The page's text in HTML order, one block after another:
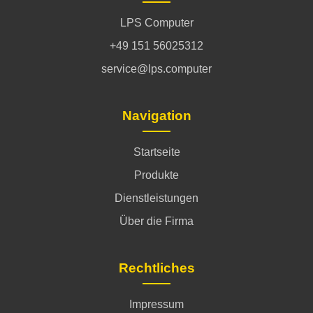
LPS Computer
+49 151 56025312
service@lps.computer
Navigation
Startseite
Produkte
Dienstleistungen
Über die Firma
Rechtliches
Impressum